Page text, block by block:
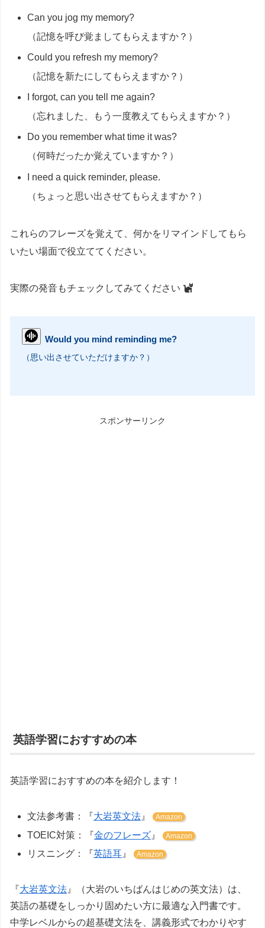
Can you jog my memory?
（記憶を呼び覚ましてもらえますか？）
Could you refresh my memory?
（記憶を新たにしてもらえますか？）
I forgot, can you tell me again?
（忘れました、もう一度教えてもらえますか？）
Do you remember what time it was?
（何時だったか覚えていますか？）
I need a quick reminder, please.
（ちょっと思い出させてもらえますか？）
これらのフレーズを覚えて、何かをリマインドしてもら
いたい場面で役立ててください。
実際の発音もチェックしてみてください
Would you mind reminding me?
（思い出させていただけますか？）
スポンサーリンク
英語学習におすすめの本
英語学習におすすめの本を紹介します！
文法参考書：『大岩英文法』 Amazon
TOEIC対策：『金のフレーズ 』 Amazon
リスニング：『英語耳 』 Amazon
『大岩英文法 』（大岩のいちばんはじめの英文法）は、
英語の基礎をしっかり固めたい方に最適な入門書です。
中学レベルからの超基礎文法を、講義形式でわかりやす